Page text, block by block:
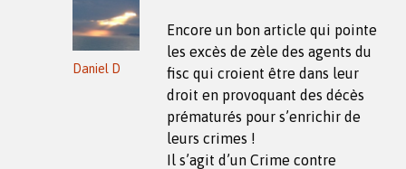
Daniel D
Encore un bon article qui pointe
les excès de zèle des agents du
fisc qui croient être dans leur
droit en provoquant des décès
prématurés pour s’enrichir de
leurs crimes !
Il s’agit d’un Crime contre